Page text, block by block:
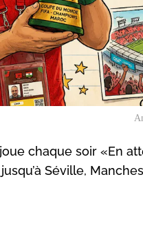
chaque soir «En
Séville,